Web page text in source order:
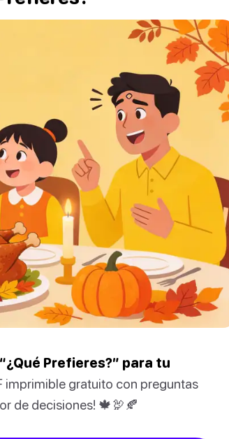
Prefieres?” para tu
imprimible gratuito con preguntas
de decisiones! 🍁🦃🍂